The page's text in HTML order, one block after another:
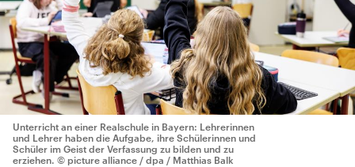
Unterricht an einer Realschule in Bayern: Lehrerinnen
und Lehrer haben die Aufgabe, ihre Schülerinnen und
Schüler im Geist der Verfassung zu bilden und zu
erziehen. © picture alliance / dpa / Matthias Balk